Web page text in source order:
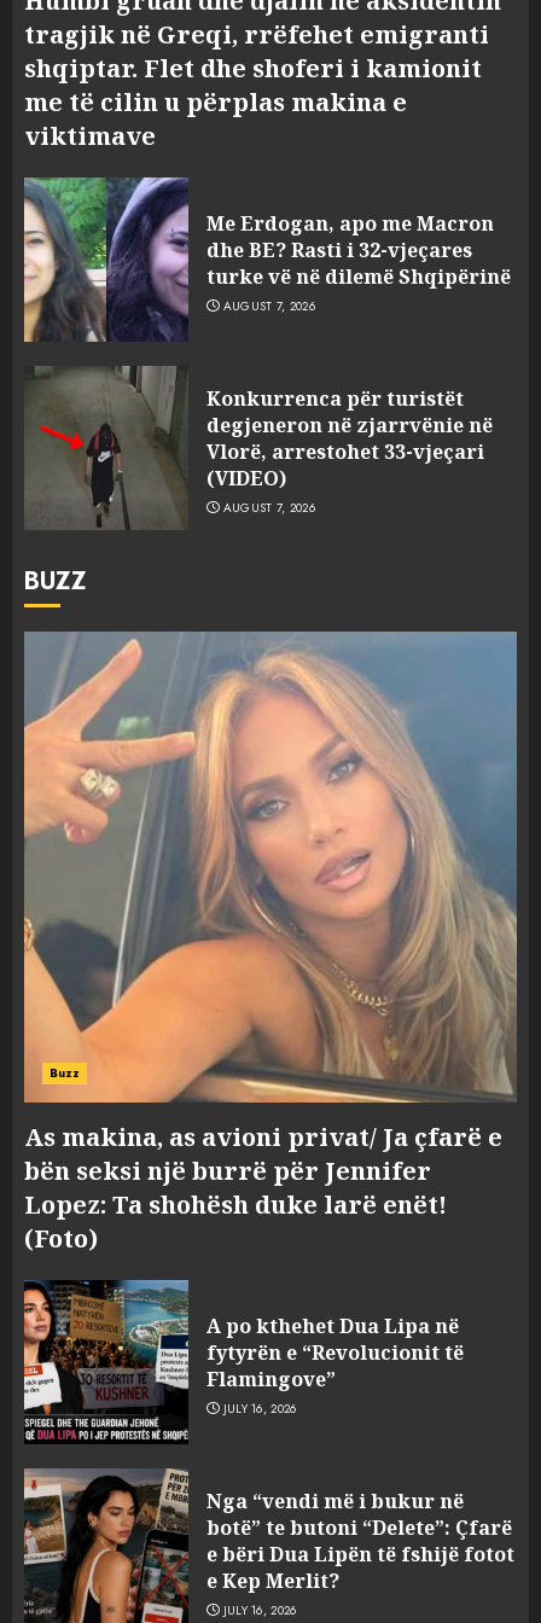
tragjik në Greqi, rrëfehet emigranti
shqiptar. Flet dhe shoferi i kamionit
me të cilin u përplas makina e
viktimave
Me Erdogan, apo me Macron
dhe BE? Rasti i 32-vjeçares
turke vë në dilemë Shqipërinë
AUGUST 7, 2026
Konkurrenca për turistët
degjeneron në zjarrvënie në
Vlorë, arrestohet 33-vjeçari
(VIDEO)
AUGUST 7, 2026
BUZZ
Buzz
As makina, as avioni privat/ Ja çfarë e
bën seksi një burrë për Jennifer
Lopez: Ta shohësh duke larë enët!
(Foto)
A po kthehet Dua Lipa në
fytyrën e “Revolucionit të
Flamingove”
JULY 16, 2026
Nga “vendi më i bukur në
botë” te butoni “Delete”: Çfarë
e bëri Dua Lipën të fshijë fotot
e Kep Merlit?
JULY 16, 2026
3
degjeneron në zjarrvënie në
Vlorë, arrestohet 33-vjeçari
(VIDEO)
AUGUST 7, 2026